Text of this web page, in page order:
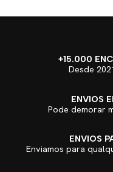
+15.000
Desde
ENVIOS
Pode demorar
ENVIOS
Enviamos para